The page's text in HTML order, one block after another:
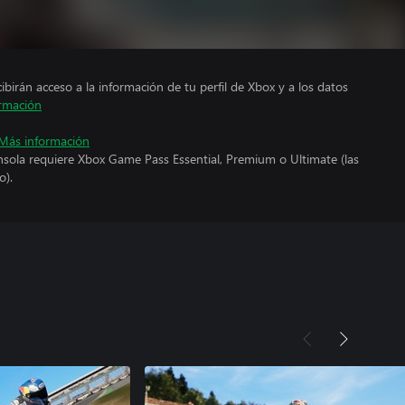
acceso a la información de tu perfil de Xbox y a los datos
información
requiere Xbox Game Pass Essential, Premium o Ultimate (las